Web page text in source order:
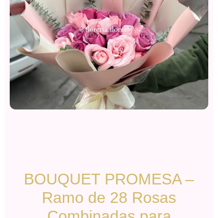
BOUQUET PROMESA –
Ramo de 28 Rosas